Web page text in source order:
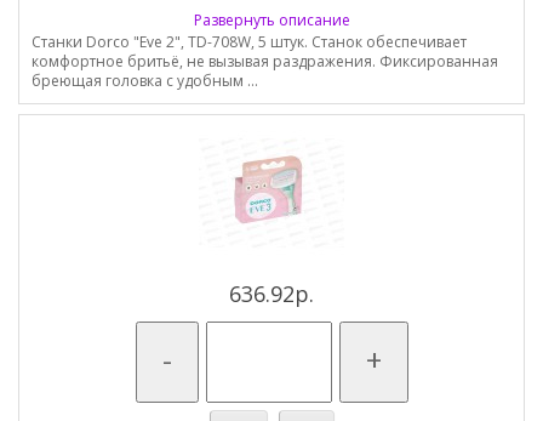
Развернуть описание
Станки Dorco "Eve 2", TD-708W, 5 штук. Станок обеспечивает
комфортное бритьё, не вызывая раздражения. Фиксированная
бреющая головка с удобным ...
636.92р.
- +